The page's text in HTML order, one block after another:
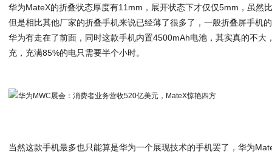
华为MateX的折叠状态厚度有11mm，展开状态下才仅仅5mm，虽然
但是相比其他厂家的折叠手机来说已经薄了很多了，一般折叠屏手机
华为有走在了前面，同时这款手机内置4500mAh电池，其实真的不大
充，充满85%的电只需要半个小时。
当然这款手机最多也只能算是华为一个展现技术的手机罢了，华为